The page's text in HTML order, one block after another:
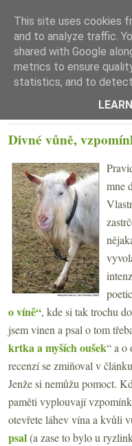
Divné vůně,
mne
o víně“, kde si tak trochu
jsem vinen a psal o tom
krtka a myších oušek“ a o
recenzí se zmiňoval v
Jenže si nemůžu pomoct.
paměti vyplouvají
otevřete láhev vína a kvůli
psal(a zase to bylo u
This site uses cookies
and to analyze traffic.
shared with Google
metrics to ensure
statistics, and to detect